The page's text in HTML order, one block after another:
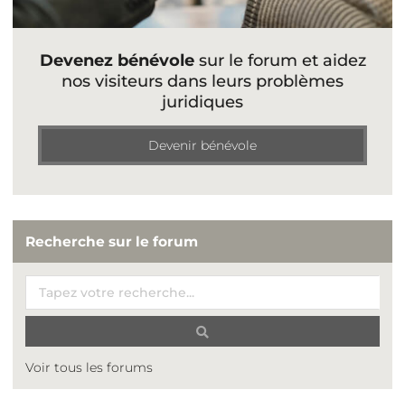
Devenez bénévolesur le forum et aidez
nos visiteurs dans leurs problèmes
juridiques
Devenir bénévole
Recherche sur le forum
Voir tous les forums